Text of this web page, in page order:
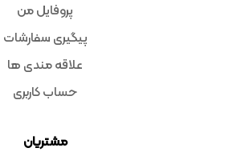
پروفایل من
پیگیری سفارشات
علاقه مندی ها
حساب کاربری
مشتریان